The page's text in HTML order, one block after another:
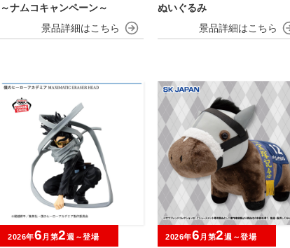
～ナムコキャンペーン～
ぬいぐるみ
2026年6 月第2週～登場 2026年6 月第2週～登場